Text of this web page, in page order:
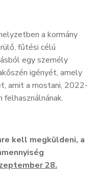
a kormány
fűtési célú
egy személy
igényét, amely
amit a mostani, 2022-
kell megküldeni, a
28.